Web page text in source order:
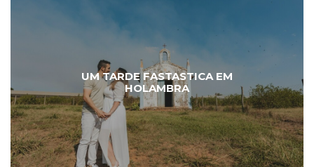
UM TARDE FASTASTICA EM
HOLAMBRA